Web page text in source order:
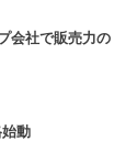
会社で販売力の
動